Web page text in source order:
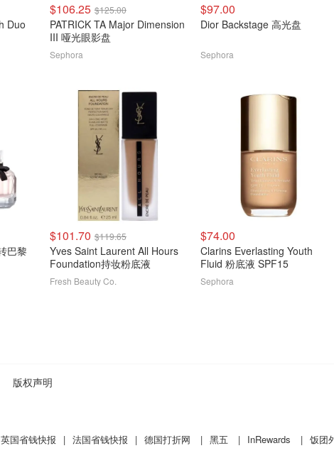
Duo
$106.25 $125.00
PATRICK TA Major Dimension
III 哑光眼影盘
Sephora
$97.00
Dior Backstage 高光盘
Sephora
巴黎
$101.70 $119.65
Yves Saint Laurent All Hours
Foundation持妆粉底液
Fresh Beauty Co.
$74.00
Clarins Everlasting Youth
Fluid 粉底液 SPF15
Sephora
版权声明
英国省钱快报 | 法国省钱快报 | 德国打折网 | 黑五 | InRewards | 饭团